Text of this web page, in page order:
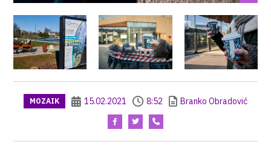
MOZAIK 15.02.2021 8:52 Branko Obradović